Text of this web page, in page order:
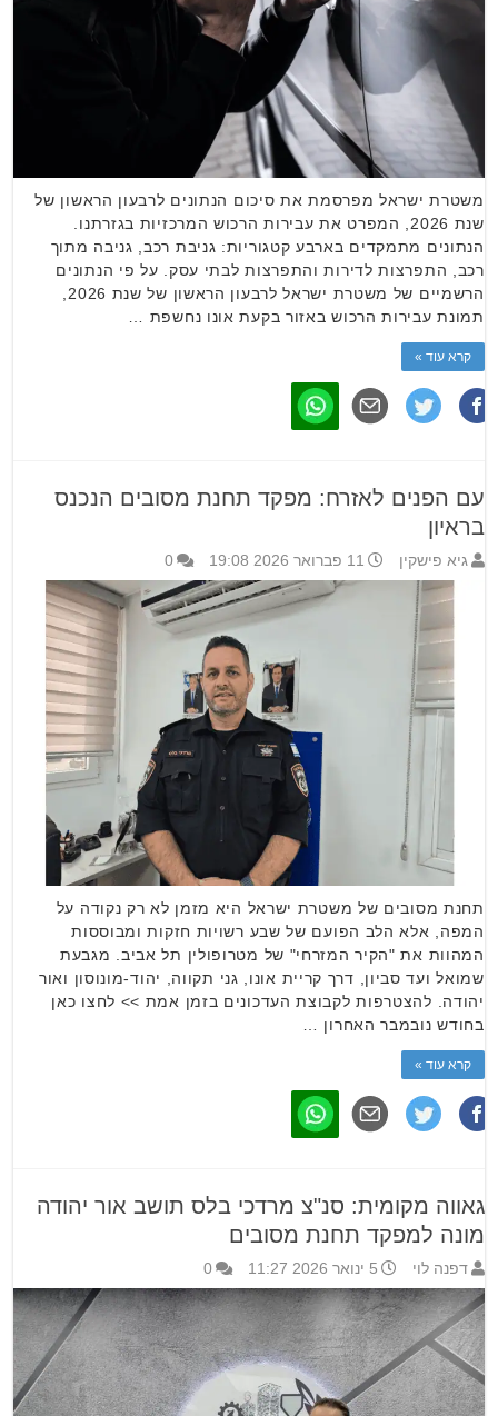
משטרת ישראל מפרסמת את סיכום הנתונים לרבעון הראשון של
שנת 2026, המפרט את עבירות הרכוש המרכזיות בגזרתנו.
הנתונים מתמקדים בארבע קטגוריות: גניבת רכב, גניבה מתוך
רכב, התפרצות לדירות והתפרצות לבתי עסק. על פי הנתונים
תמונת עבירות הרכוש באזור בקעת אונו נחשפת …
קרא עוד »
עם הפנים לאזרח: מפקד תחנת מסובים הנכנס
בראיון
גיא פישקין 11 פברואר 2026 19:08 0
תחנת מסובים של משטרת ישראל היא מזמן לא רק נקודה על
המפה, אלא הלב הפועם של שבע רשויות חזקות ומבוססות
המהוות את "הקיר המזרחי" של מטרופולין תל אביב. מגבעת
שמואל ועד סביון, דרך קריית אונו, גני תקווה, יהוד-מונוסון ואור
יהודה. להצטרפות לקבוצת העדכונים בזמן אמת >> לחצו כאן
בחודש נובמבר האחרון …
קרא עוד »
גאווה מקומית: סנ"צ מרדכי בלס תושב אור יהודה
מונה למפקד תחנת מסובים
דפנה לוי 5 ינואר 2026 11:27 0